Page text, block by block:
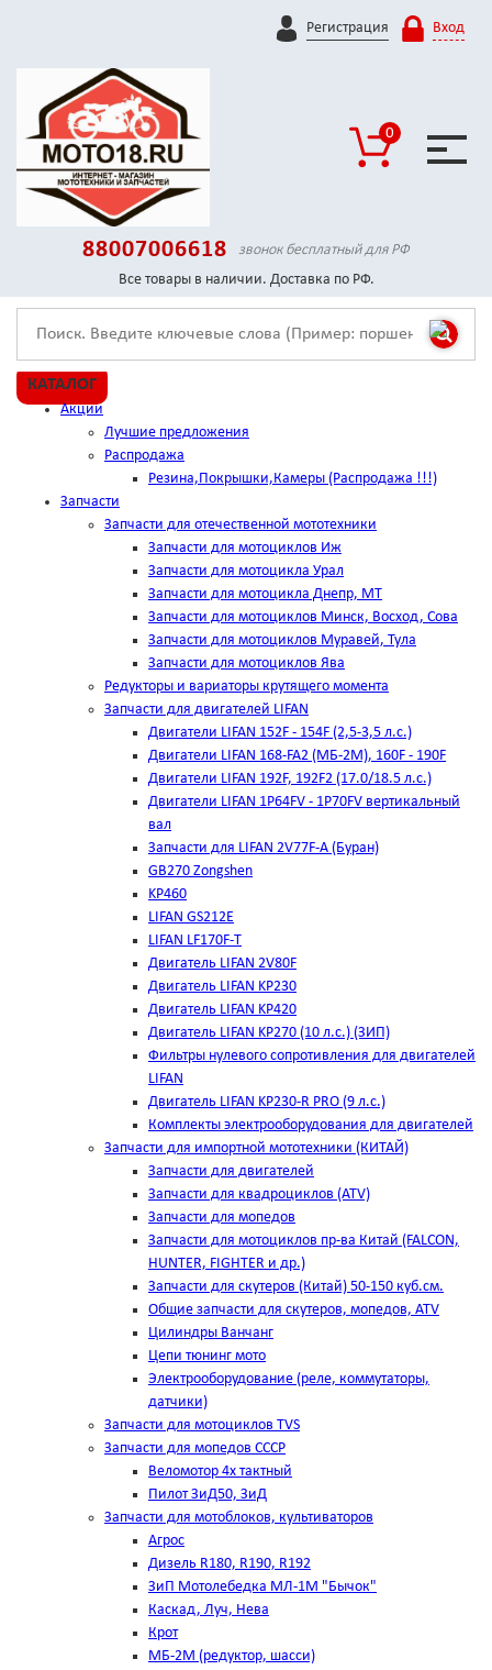
Регистрация Вход
0
88007006618
звонок бесплатный для РФ
Все товары в наличии. Доставка по РФ.
КАТАЛОГ
Акции
Лучшие предложения
Распродажа
Резина,Покрышки,Камеры (Распродажа !!!)
Запчасти
Запчасти для отечественной мототехники
Запчасти для мотоциклов Иж
Запчасти для мотоцикла Урал
Запчасти для мотоцикла Днепр, МТ
Запчасти для мотоциклов Минск, Восход, Сова
Запчасти для мотоциклов Муравей, Тула
Запчасти для мотоциклов Ява
Редукторы и вариаторы крутящего момента
Запчасти для двигателей LIFAN
Двигатели LIFAN 152F - 154F (2,5-3,5 л.с.)
Двигатели LIFAN 168-FA2 (МБ-2М), 160F - 190F
Двигатели LIFAN 192F, 192F2 (17.0/18.5 л.с.)
Двигатели LIFAN 1Р64FV - 1Р70FV вертикальный
вал
Запчасти для LIFAN 2V77F-A (Буран)
GB270 Zongshen
KP460
LIFAN GS212E
LIFAN LF170F-T
Двигатель LIFAN 2V80F
Двигатель LIFAN KP230
Двигатель LIFAN KP420
Двигатель LIFAN KP270 (10 л.с.) (ЗИП)
Фильтры нулевого сопротивления для двигателей
LIFAN
Двигатель LIFAN KP230-R PRO (9 л.с.)
Комплекты электрооборудования для двигателей
Запчасти для импортной мототехники (КИТАЙ)
Запчасти для двигателей
Запчасти для квадроциклов (ATV)
Запчасти для мопедов
Запчасти для мотоциклов пр-ва Китай (FALCON,
HUNTER, FIGHTER и др.)
Запчасти для скутеров (Китай) 50-150 куб.см.
Общие запчасти для скутеров, мопедов, ATV
Цилиндры Ванчанг
Цепи тюнинг мото
Электрооборудование (реле, коммутаторы,
датчики)
Запчасти для мотоциклов TVS
Запчасти для мопедов СССР
Веломотор 4х тактный
Пилот ЗиД50, ЗиД
Запчасти для мотоблоков, культиваторов
Агрос
Дизель R180, R190, R192
ЗиП Мотолебедка МЛ-1М "Бычок"
Каскад, Луч, Нева
Крот
МБ-2М (редуктор, шасси)